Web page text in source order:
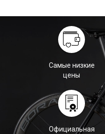
Самые низкие
цены
Официальная